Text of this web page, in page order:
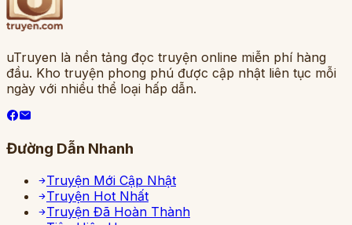
uTruyen là nền tảng đọc truyện online miễn phí hàng
đầu. Kho truyện phong phú được cập nhật liên tục mỗi
ngày với nhiều thể loại hấp dẫn.
Đường Dẫn Nhanh
Truyện Mới Cập Nhật
Truyện Hot Nhất
Truyện Đã Hoàn Thành